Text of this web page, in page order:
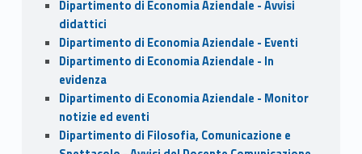
Dipartimento di Economia Aziendale - Avvisi
didattici
Dipartimento di Economia Aziendale - Eventi
Dipartimento di Economia Aziendale - In
evidenza
Dipartimento di Economia Aziendale - Monitor
notizie ed eventi
Dipartimento di Filosofia, Comunicazione e